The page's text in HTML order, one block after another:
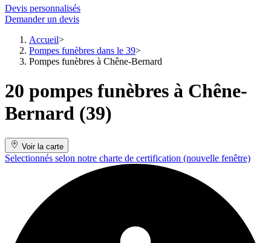
Devis personnalisés
Demander un devis
Accueil
Pompes funèbres dans le 39
Pompes funèbres à Chêne-Bernard
20 pompes funèbres à Chêne-
Bernard (39)
Voir la carte
Selectionnés selon notre charte de certification (nouvelle fenêtre)